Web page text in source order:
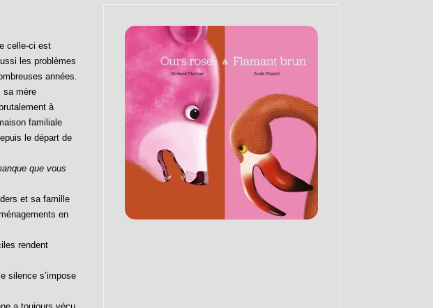
celle-ci est
les problèmes
années.
sa mère
à
familiale
le départ de
que vous
et sa famille
en
rendent
silence s’impose